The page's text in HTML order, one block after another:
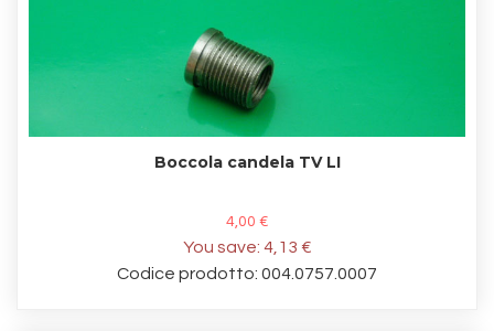
Boccola candela TV LI
4,00 €
You save: 4,13 €
Codice prodotto: 004.0757.0007